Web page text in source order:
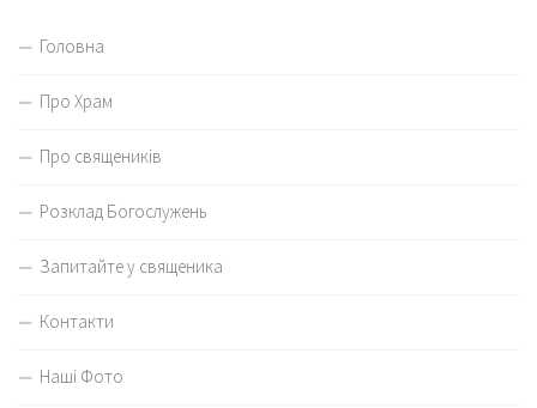
Головна
Про Храм
Про священиків
Розклад Богослужень
Запитайте у священика
Контакти
Наші Фото